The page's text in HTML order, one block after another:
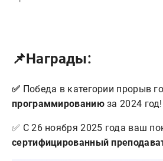
📌Награды:
✅ Победа в категории прорыв
программированиюза 2024 год!
✅ С 26 ноября 2025 года ваш
сертифицированный